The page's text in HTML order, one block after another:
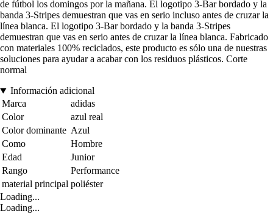
de fútbol los domingos por la mañana. El logotipo 3-Bar bordado y la
banda 3-Stripes demuestran que vas en serio incluso antes de cruzar la
línea blanca. El logotipo 3-Bar bordado y la banda 3-Stripes
demuestran que vas en serio antes de cruzar la línea blanca. Fabricado
con materiales 100% reciclados, este producto es sólo una de nuestras
soluciones para ayudar a acabar con los residuos plásticos. Corte
normal
Información adicional
Marca
adidas
Color
azul real
Color dominante Azul
Como
Hombre
Edad
Junior
Rango
Performance
material principal poliéster
Loading...
Loading...